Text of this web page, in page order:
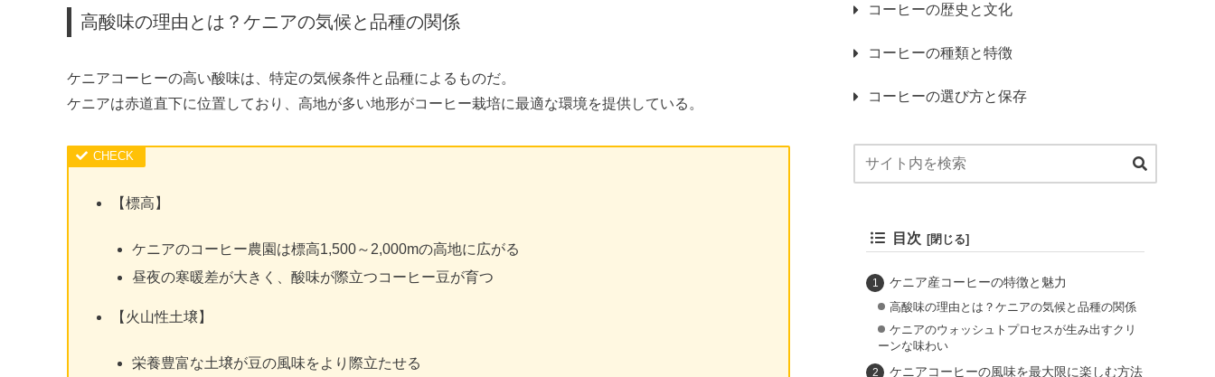
高酸味の理由とは？ケニアの気候と品種の関係
ケニアコーヒーの高い酸味は、特定の気候条件と品種によるものだ。
ケニアは赤道直下に位置しており、高地が多い地形がコーヒー栽培に最適な環境を提供している。
【標高】
ケニアのコーヒー農園は標高1,500～2,000mの高地に広がる
昼夜の寒暖差が大きく、酸味が際立つコーヒー豆が育つ
【火山性土壌】
栄養豊富な土壌が豆の風味をより際立たせる
コーヒーの歴史と文化
コーヒーの種類と特徴
コーヒーの選び方と保存
目次
ケニア産コーヒーの特徴と魅力
高酸味の理由とは？ケニアの気候と品種の関係
ケニアのウォッシュトプロセスが生み出すクリ
ーンな味わい
ケニアコーヒーの風味を最大限に楽しむ方法